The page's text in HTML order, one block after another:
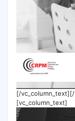
[/
[vc_column_text]